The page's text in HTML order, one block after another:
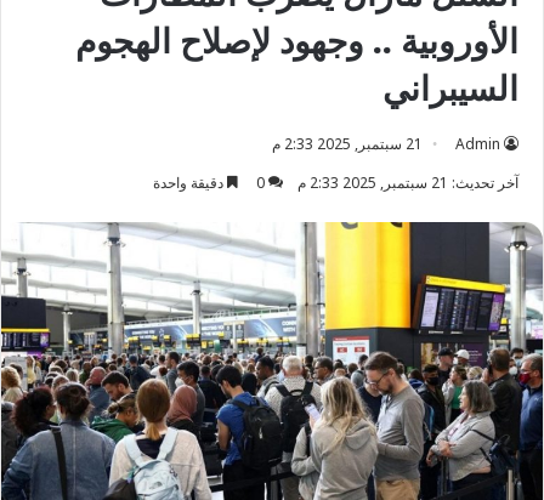
الأوروبية .. وجهود لإصلاح الهجوم
السيبراني
Admin
21 سبتمبر, 2025 2:33 م
آخر تحديث: 21 سبتمبر, 2025 2:33 م
0 دقيقة واحدة